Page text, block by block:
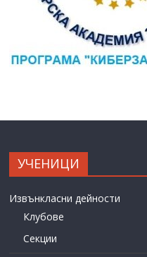
УЧЕНИЦИ
Извънкласни дейности
Клубове
Секции